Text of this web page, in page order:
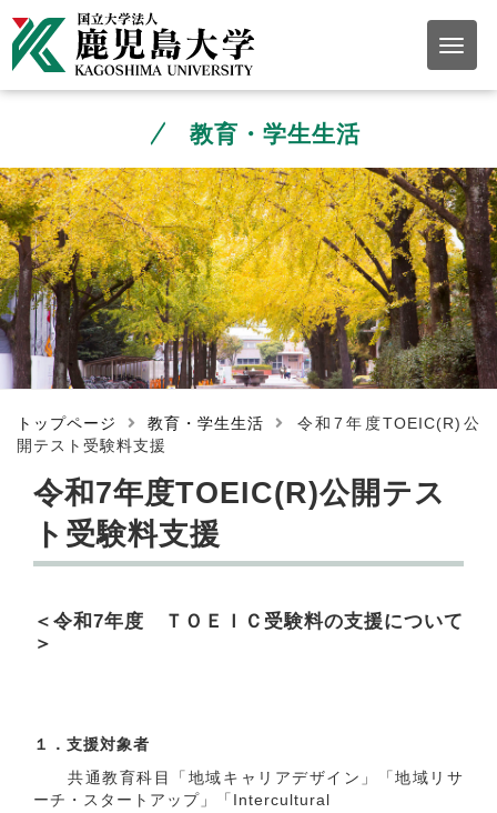
教育・学生生活
トップページ 教育・学生生活
令和7年度TOEIC(R)公
開テスト受験料支援
令和7年度TOEIC(R)公開テス
ト受験料支援
＜令和7年度 ＴＯＥＩＣ受験料の支援について
＞
１．支援対象者
共通教育科目「地域キャリアデザイン」「地域リサ
ーチ・スタートアップ」「Intercultural